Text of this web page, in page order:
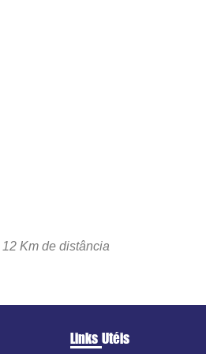
12 Km de distância
Links Utéis